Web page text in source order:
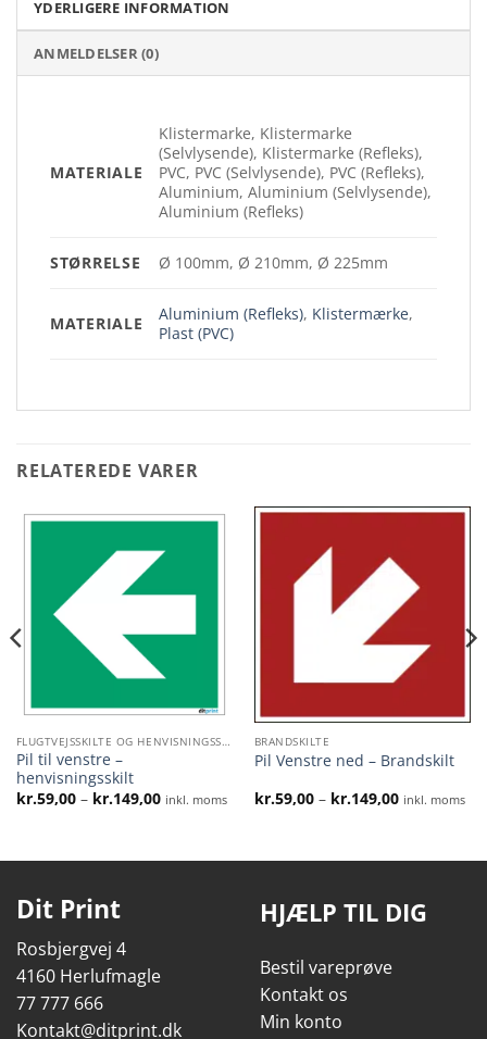
YDERLIGERE INFORMATION
ANMELDELSER (0)
MATERIALE
Klistermarke, Klistermarke
(Selvlysende), Klistermarke (Refleks),
PVC, PVC (Selvlysende), PVC (Refleks),
Aluminium, Aluminium (Selvlysende),
Aluminium (Refleks)
STØRRELSE Ø 100mm, Ø 210mm, Ø 225mm
MATERIALE Aluminium (Refleks), Klistermærke,
Plast (PVC)
RELATEREDE VARER
FLUGTVEJSSKILTE OG HENVISNINGSSKILTE
Pil til venstre –
henvisningsskilt
kr.59,00 – kr.149,00Prisinterval:
kr.59,00
inkl. moms
BRANDSKILTE
Pil Venstre ned – Brandskilt
kr.59,00 – kr.149,00Prisinterval:
kr.59,00
inkl. moms
Dit Print
Rosbjergvej 4
4160 Herlufmagle
77 777 666
Kontakt@ditprint.dk
HJÆLP TIL DIG
Bestil vareprøve
Kontakt os
Min konto